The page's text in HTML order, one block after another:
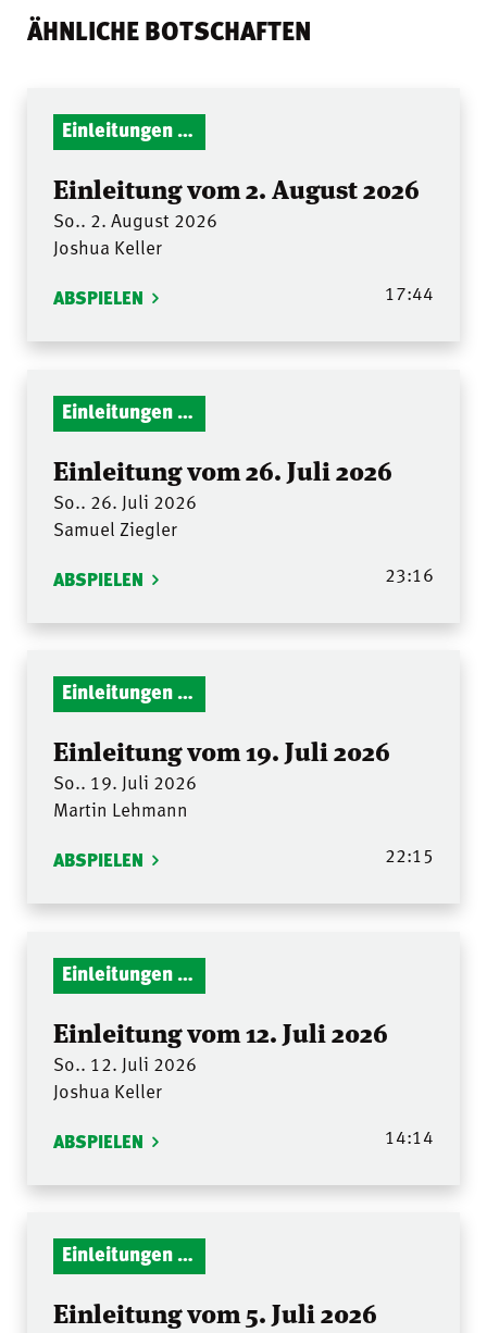
ÄHNLICHE BOTSCHAFTEN
Einleitungen Gottesdienst
Einleitung vom 2. August 2026
So.. 2. August 2026
Joshua Keller
ABSPIELEN 17:44
Einleitungen Gottesdienst
Einleitung vom 26. Juli 2026
So.. 26. Juli 2026
Samuel Ziegler
ABSPIELEN 23:16
Einleitungen Gottesdienst
Einleitung vom 19. Juli 2026
So.. 19. Juli 2026
Martin Lehmann
ABSPIELEN 22:15
Einleitungen Gottesdienst
Einleitung vom 12. Juli 2026
So.. 12. Juli 2026
Joshua Keller
ABSPIELEN 14:14
Einleitungen Gottesdienst
Einleitung vom 5. Juli 2026